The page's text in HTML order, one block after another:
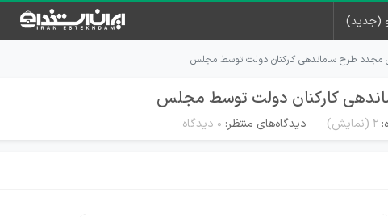
(جدید)
مجدد طرح ساماندهی کارکنان دولت توسط مجلس
کارکنان دولت توسط مجلس
2 (نمایش) دیدگاه‌های منتظر: ۰ دیدگاه